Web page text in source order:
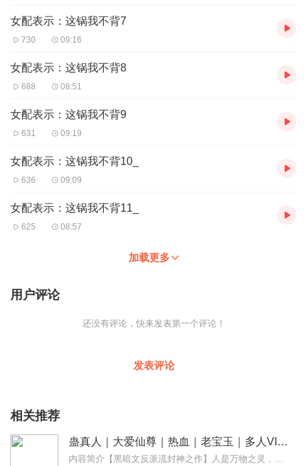
女配表示：这锅我不背7
730 09:16
女配表示：这锅我不背8
688 08:51
女配表示：这锅我不背9
631 09:19
女配表示：这锅我不背10_
636 09:09
女配表示：这锅我不背11_
625 08:57
加载更多
用户评论
还没有评论，快来发表第一个评论！
发表评论
相关推荐
蛊真人｜大爱仙尊｜热血｜老宝玉｜多人VIP免费有声剧
内容简介【黑暗文反派流封神之作】人是万物之灵，蛊是天地真精。一个穿越者不断重生的故事。一个养蛊、炼蛊、用蛊的奇特世界。配音组（男角色）老宝玉旁白...